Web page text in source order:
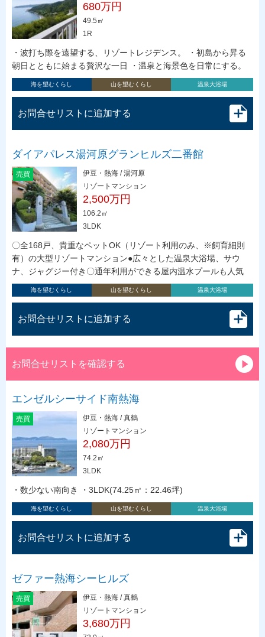
680万円
49.5㎡
1R
・波打ち際を遠望する、リゾートレジデンス。 ・初島から昇る
朝日とともに始まる贅沢な一日 ・温泉と海景色を日常にする。
海を望むくらし 山を望むくらし 温泉大浴場
お問合せリストに追加する
ダイアパレス湯河原グランヒルズ二番館
売買
伊豆・熱海 / 湯河原
リゾートマンション
2,500万円
106.2㎡
3LDK
〇全168戸、貴重なペットOK（リゾート利用のみ、※飼育細則
有）の大型リゾートマンション●広々とした温泉大浴場、サウ
ナ、ジャグジー付き〇通年利用ができる屋内温水プールも人気
海を望むくらし 山を望むくらし 温泉大浴場
お問合せリストに追加する
お問合せリストを確認する
エンゼルシーサイド南熱海
売買
伊豆・熱海 / 真鶴
リゾートマンション
2,080万円
74.2㎡
3LDK
・数少ない南向き ・3LDK(74.25㎡：22.46坪)
海を望むくらし 山を望むくらし 温泉大浴場
お問合せリストに追加する
ゼファー熱海シーヒルズ
売買
伊豆・熱海 / 真鶴
リゾートマンション
3,680万円